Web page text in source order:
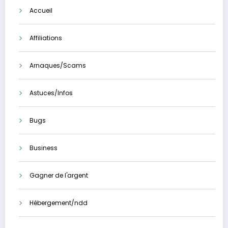
Accueil
Affiliations
Arnaques/Scams
Astuces/Infos
Bugs
Business
Gagner de l'argent
Hébergement/ndd